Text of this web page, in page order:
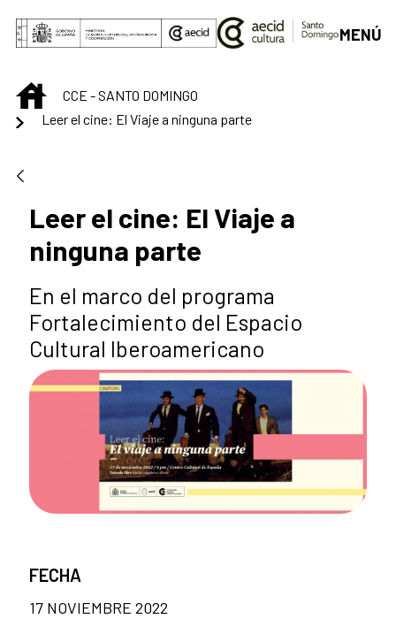
Saltar al contenido principal
MENÚ
INICIOCCE - SANTO DOMINGO
Leer el cine: El Viaje a ninguna parte
Leer el cine: El Viaje a
ninguna parte
En el marco del programa
Fortalecimiento del Espacio
Cultural Iberoamericano
FECHA
17 NOVIEMBRE 2022